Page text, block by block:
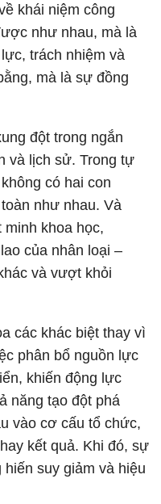
khái niệm công
như nhau, mà là
trách nhiệm và
mà là sự đồng
đột trong ngắn
và lịch sử. Trong tự
có hai con
như nhau. Và
khoa học,
của nhân loại –
và vượt khỏi
các khác biệt thay vì
phân bổ nguồn lực
khiến động lực
năng tạo đột phá
vào cơ cấu tổ chức,
kết quả. Khi đó, sự
suy giảm và hiệu